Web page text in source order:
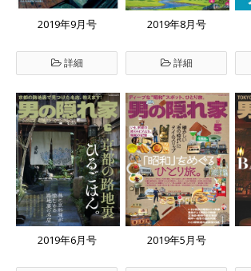
2019年9月号
詳細
2019年8月号
詳細
2019年6月号 2019年5月号